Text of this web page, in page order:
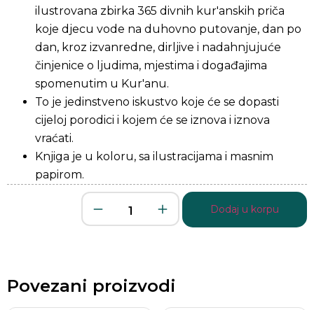
ilustrovana zbirka 365 divnih kur'anskih priča
koje djecu vode na duhovno putovanje, dan po
dan, kroz izvanredne, dirljive i nadahnjujuće
činjenice o ljudima, mjestima i događajima
spomenutim u Kur'anu.
To je jedinstveno iskustvo koje će se dopasti
cijeloj porodici i kojem će se iznova i iznova
vraćati.
Knjiga je u koloru, sa ilustracijama i masnim
papirom.
Dodaj u korpu
Povezani proizvodi